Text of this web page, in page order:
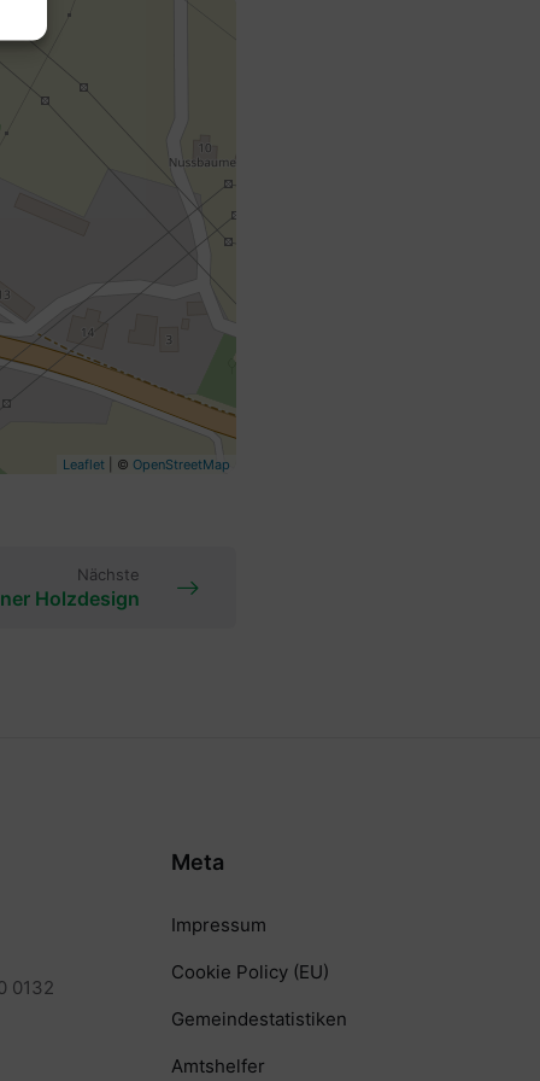
Leaflet | © OpenStreetMap
Nächste
Holzdesign
0132
Meta
Impressum
Cookie Policy (EU)
Gemeindestatistiken
Amtshelfer